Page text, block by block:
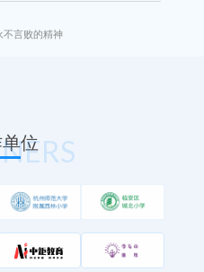
前
位